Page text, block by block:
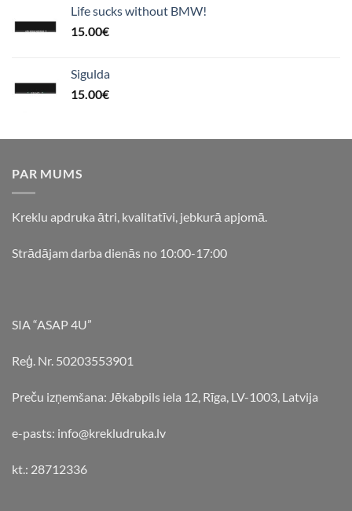
Life sucks without BMW!
15.00€
Sigulda
15.00€
PAR MUMS
Kreklu apdruka ātri, kvalitatīvi, jebkurā apjomā.
Strādājam darba dienās no 10:00-17:00
SIA “ASAP 4U”
Reģ. Nr. 50203553901
Preču izņemšana: Jēkabpils iela 12, Rīga, LV-1003, Latvija
e-pasts: info@krekludruka.lv
kt.: 28712336